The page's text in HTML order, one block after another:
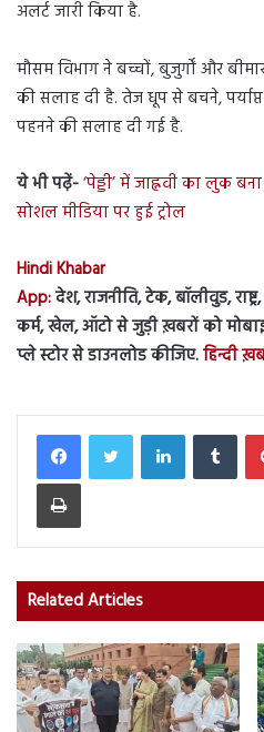
अलर्ट जारी किया है.
मौसम विभाग ने बच्चों, बुजुर्गों और
की सलाह दी है. तेज धूप से बचने,
पहनने की सलाह दी गई है.
ये भी पढ़ें-‘पेड्डी’ में जाह्नवी का लुक
सोशल मीडिया पर हुई ट्रोल
Hindi Khabar
App:देश, राजनीति, टेक, बॉलीवुड,
कर्म, खेल, ऑटो से जुड़ी ख़बरों को
प्ले स्टोर से डाउनलोड कीजिए.हिन्दी
LinkedIn
Print
Related Articles